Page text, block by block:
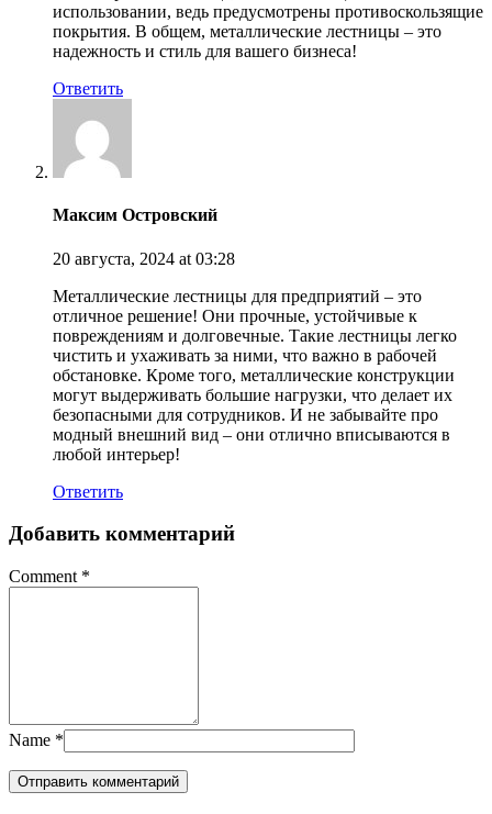
использовании, ведь предусмотрены противоскользящие
покрытия. В общем, металлические лестницы – это
надежность и стиль для вашего бизнеса!
Ответить
Максим Островский
20 августа, 2024 at 03:28
Металлические лестницы для предприятий – это
отличное решение! Они прочные, устойчивые к
повреждениям и долговечные. Такие лестницы легко
чистить и ухаживать за ними, что важно в рабочей
обстановке. Кроме того, металлические конструкции
могут выдерживать большие нагрузки, что делает их
безопасными для сотрудников. И не забывайте про
модный внешний вид – они отлично вписываются в
любой интерьер!
Ответить
Добавить комментарий
Comment *
Name *